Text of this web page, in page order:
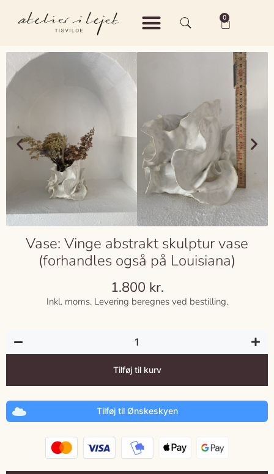
0
Vase: Vinge abstrakt skulptur vase
(forhandles også på Louisiana)
1.800 kr.
Inkl. moms. Levering beregnes ved bestilling.
Tilføj til kurv
Tilføj til Ønskeskyen